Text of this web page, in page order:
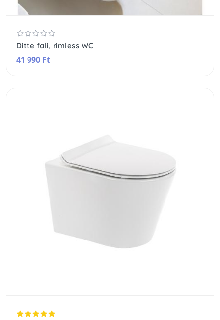
Ditte fali, rimless WC
41 990 Ft